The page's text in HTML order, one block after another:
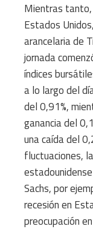
Mientras tanto,
Estados
arancelaria de
jornada
índices
a lo largo del
del 0,91%,
ganancia del
una caída del
fluctuaciones,
Sachs, por
recesión en
preocupación